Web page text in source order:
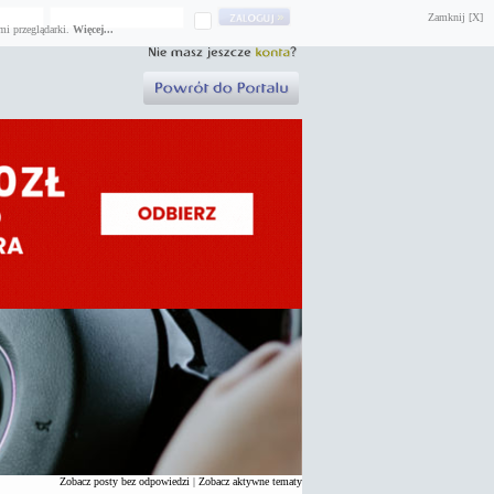
Zamknij [X]
przeglądarki. Więcej...
Zobacz posty bez odpowiedzi | Zobacz aktywne tematy